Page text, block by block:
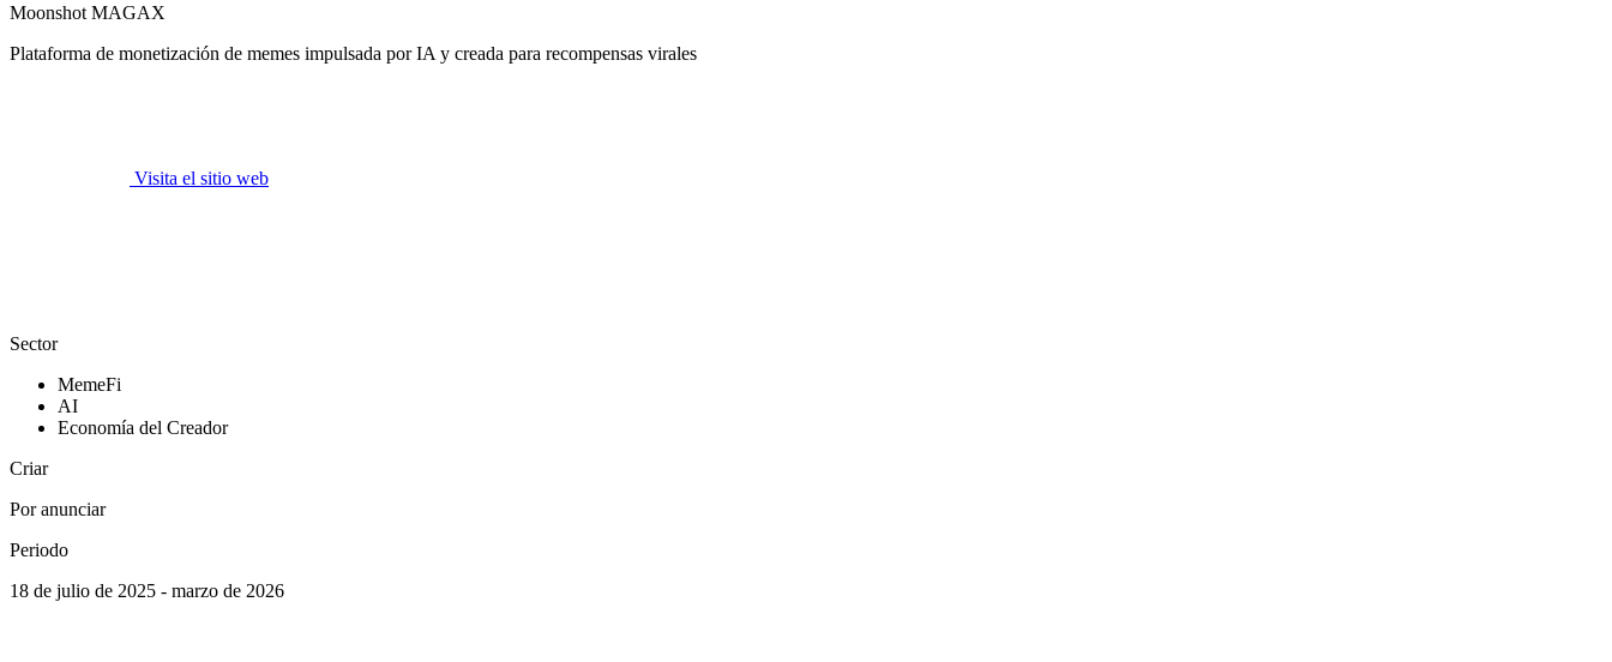
Moonshot MAGAX
Plataforma de monetización de memes impulsada por IA y creada para recompensas virales
Visita el sitio web
Sector
MemeFi
AI
Economía del Creador
Criar
Por anunciar
Periodo
18 de julio de 2025 - marzo de 2026